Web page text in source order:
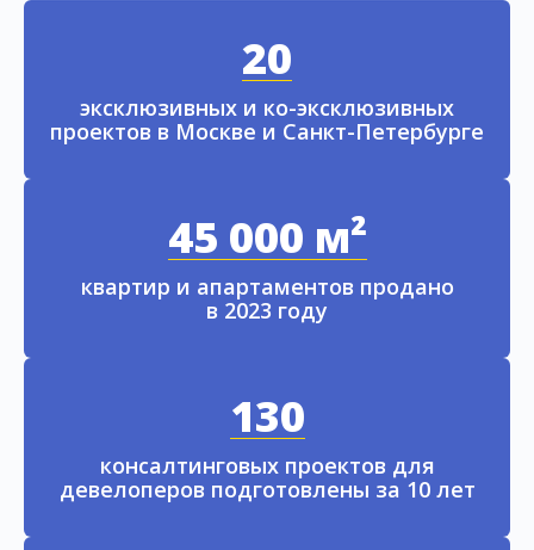
20
эксклюзивных и ко-эксклюзивных
проектов в Москве и Санкт-Петербурге
45 000 м²
квартир и апартаментов продано
в 2023 году
130
консалтинговых проектов для
девелоперов подготовлены за 10 лет